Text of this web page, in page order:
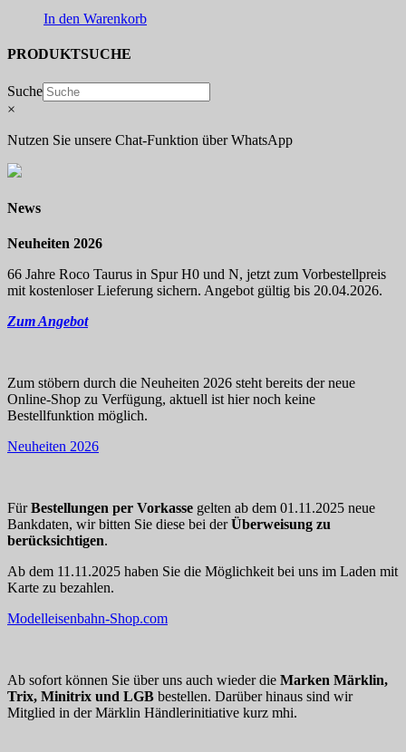
In den Warenkorb
PRODUKTSUCHE
Suche
×
Nutzen Sie unsere Chat-Funktion über WhatsApp
News
Neuheiten 2026
66 Jahre Roco Taurus in Spur H0 und N, jetzt zum Vorbestellpreis
mit kostenloser Lieferung sichern. Angebot gültig bis 20.04.2026.
Zum Angebot
Zum stöbern durch die Neuheiten 2026 steht bereits der neue
Online-Shop zu Verfügung, aktuell ist hier noch keine
Bestellfunktion möglich.
Neuheiten 2026
FürBestellungen per Vorkasse gelten ab dem 01.11.2025 neue
Bankdaten, wir bitten Sie diese bei derÜberweisung zu
berücksichtigen.
Ab dem 11.11.2025 haben Sie die Möglichkeit bei uns im Laden mit
Karte zu bezahlen.
Modelleisenbahn-Shop.com
Ab sofort können Sie über uns auch wieder die Marken Märklin,
Trix, Minitrix und LGB bestellen. Darüber hinaus sind wir
Mitglied in der Märklin Händlerinitiative kurz mhi.